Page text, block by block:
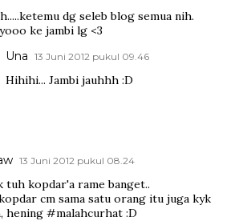
dg seleb blog semua nih.
ke jambi lg <3
Una 13 Juni 2012 pukul 09.46
Hihihi... Jambi jauhhh :D
13 Juni 2012 pukul 08.24
tuh kopdar'a rame banget..
cm sama satu orang itu juga kyk
hening #malahcurhat :D